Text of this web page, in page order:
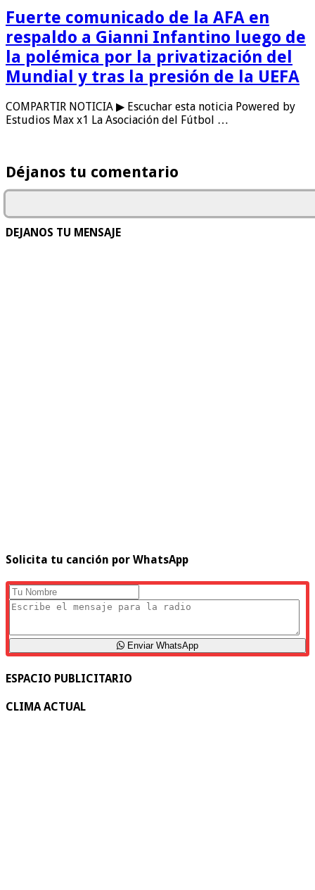
Fuerte comunicado de la AFA en
respaldo a Gianni Infantino luego de
la polémica por la privatización del
Mundial y tras la presión de la UEFA
COMPARTIR NOTICIA ▶ Escuchar esta noticia Powered by
Estudios Max x1 La Asociación del Fútbol …
Déjanos tu comentario
DEJANOS TU MENSAJE
Solicita tu canción por WhatsApp
Enviar WhatsApp
ESPACIO PUBLICITARIO
CLIMA ACTUAL